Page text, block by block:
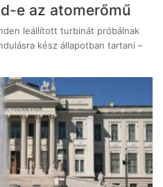
e az atomerőmű
leállított turbinát próbálnak
kész állapotban tartani –